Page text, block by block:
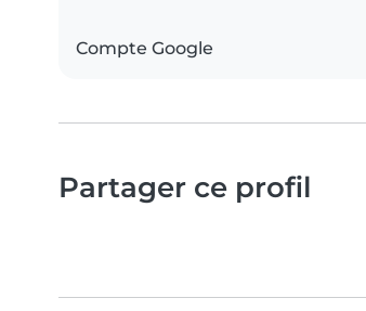
Compte Google
Partager ce profil